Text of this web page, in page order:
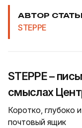
АВТОР
STEPPE
STEPPE –
смыслах
Коротко, глубоко
почтовый ящик